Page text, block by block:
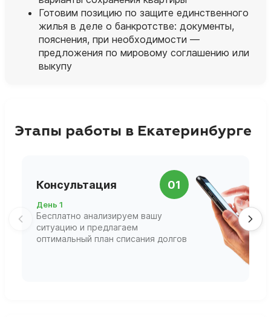
Готовим позицию по защите единственного
жилья в деле о банкротстве: документы,
пояснения, при необходимости —
предложения по мировому соглашению или
выкупу
Этапы работы в Екатеринбурге
Консультация 01
День 1
Бесплатно анализируем вашу
ситуацию и предлагаем
оптимальный план списания долгов